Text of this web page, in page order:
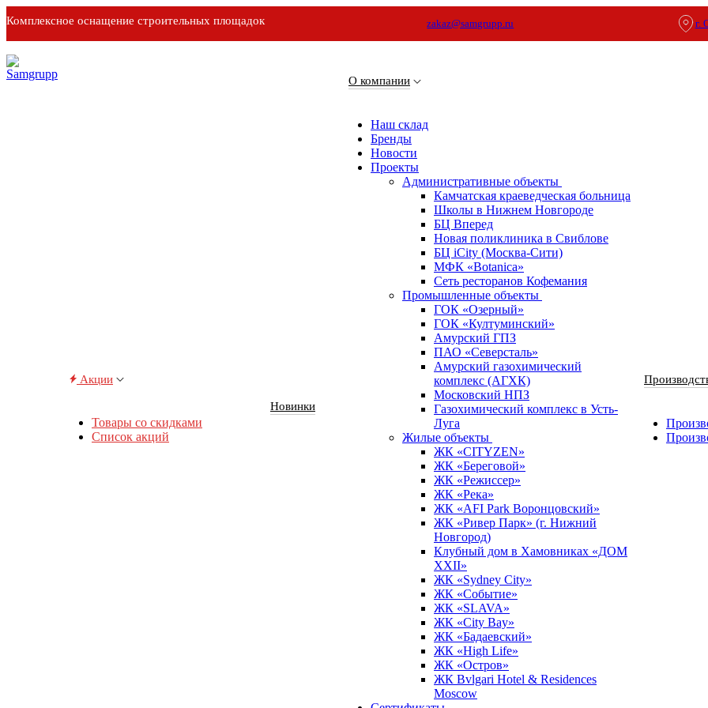
Комплексное оснащение строительных площадок zakaz@samgrupp.ru г.
Акции
Товары со скидками
Список акций
Новинки
О компании
Наш склад
Бренды
Новости
Проекты
Административные объекты
Камчатская краеведческая больница
Школы в Нижнем Новгороде
БЦ Вперед
Новая поликлиника в Свиблове
БЦ iCity (Москва-Сити)
МФК «Botanica»
Сеть ресторанов Кофемания
Промышленные объекты
ГОК «Озерный»
ГОК «Култуминский»
Амурский ГПЗ
ПАО «Северсталь»
Амурский газохимический
комплекс (АГХК)
Московский НПЗ
Газохимический комплекс в Усть-
Луга
Жилые объекты
ЖК «CITYZEN»
ЖК «Береговой»
ЖК «Режиссер»
ЖК «Река»
ЖК «AFI Park Воронцовский»
ЖК «Ривер Парк» (г. Нижний
Новгород)
Клубный дом в Хамовниках «ДОМ
XXII»
ЖК «Sydney City»
ЖК «Событие»
ЖК «SLAVA»
ЖК «City Bay»
ЖК «Бадаевский»
ЖК «High Life»
ЖК «Остров»
ЖК Bvlgari Hotel & Residences
Moscow